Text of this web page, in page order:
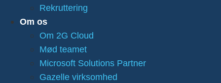
Rekruttering
Om os
Om 2G Cloud
Mød teamet
Microsoft Solutions Partner
Gazelle virksomhed